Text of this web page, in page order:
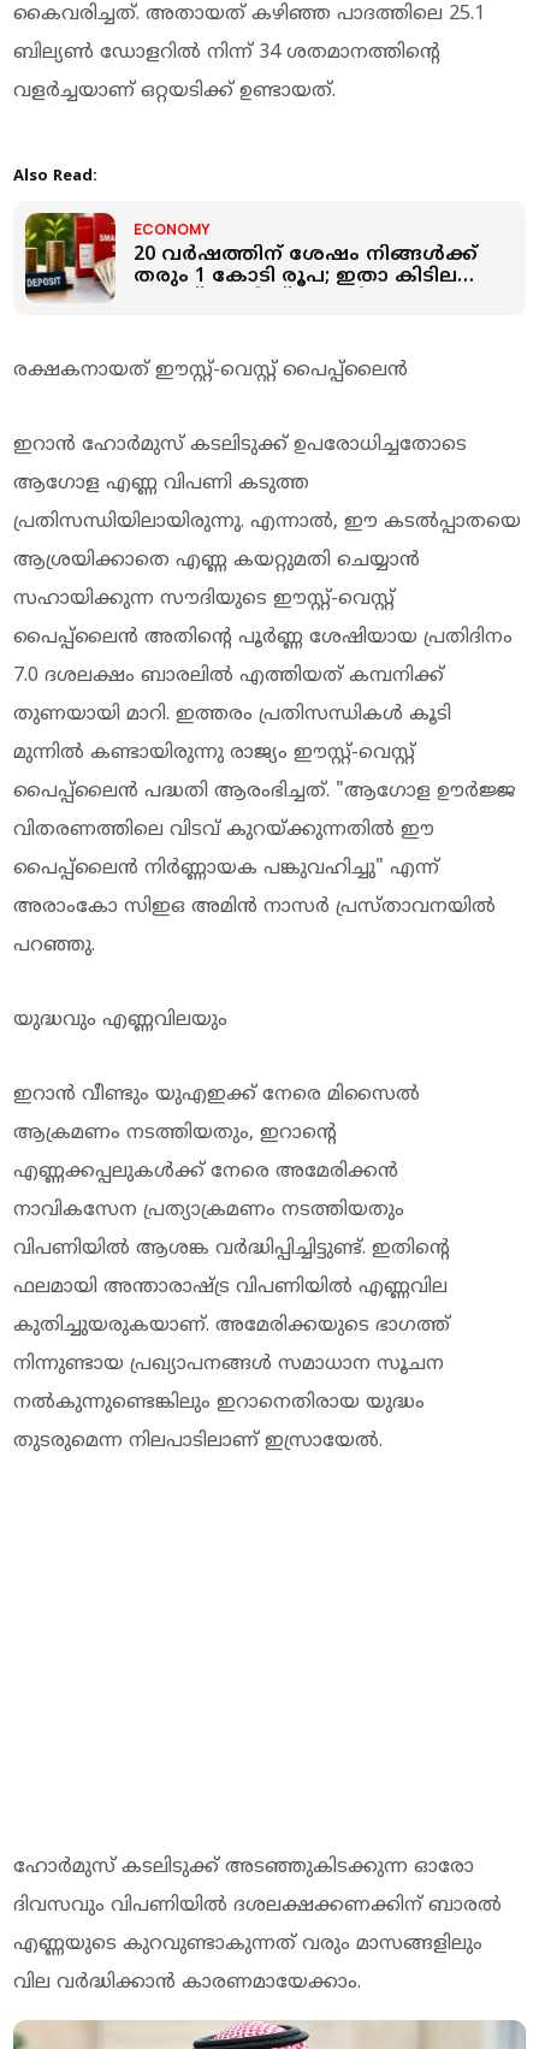
കൈവരിച്ചത്. അതായത് കഴിഞ്ഞ പാദത്തിലെ 25.1
ബില്യൺ ഡോളറിൽ നിന്ന് 34 ശതമാനത്തിന്റെ
വളർച്ചയാണ് ഒറ്റയടിക്ക് ഉണ്ടായത്.
Also Read:
ECONOMY
20 വർഷത്തിന് ശേഷം നിങ്ങള്‍ക്ക്
‍തരും 1 കോടി രൂപ; ഇതാ കിടിലന്‍
രക്ഷകനായത് ഈസ്റ്റ്-വെസ്റ്റ് പൈപ്പ്‌ലൈൻ
ഇറാൻ ഹോർമുസ് കടലിടുക്ക് ഉപരോധിച്ചതോടെ
ആഗോള എണ്ണ വിപണി കടുത്ത
പ്രതിസന്ധിയിലായിരുന്നു. എന്നാൽ, ഈ കടൽപ്പാതയെ
ആശ്രയിക്കാതെ എണ്ണ കയറ്റുമതി ചെയ്യാൻ
സഹായിക്കുന്ന സൗദിയുടെ ഈസ്റ്റ്-വെസ്റ്റ്
പൈപ്പ്‌ലൈൻ അതിന്റെ പൂർണ്ണ ശേഷിയായ പ്രതിദിനം
7.0 ദശലക്ഷം ബാരലിൽ എത്തിയത് കമ്പനിക്ക്
തുണയായി മാറി. ഇത്തരം പ്രതിസന്ധികള്‍ കൂടി
മുന്നില്‍ കണ്ടായിരുന്നു രാജ്യം ഈസ്റ്റ്-വെസ്റ്റ്
പൈപ്പ്‌ലൈൻ പദ്ധതി ആരംഭിച്ചത്. "ആഗോള ഊർജ്ജ
വിതരണത്തിലെ വിടവ് കുറയ്ക്കുന്നതിൽ ഈ
പൈപ്പ്‌ലൈൻ നിർണ്ണായക പങ്കുവഹിച്ചു" എന്ന്
അരാംകോ സിഇഒ അമിൻ നാസർ പ്രസ്താവനയിൽ
പറഞ്ഞു.
യുദ്ധവും എണ്ണവിലയും
ഇറാൻ വീണ്ടും യുഎഇക്ക് നേരെ മിസൈൽ
ആക്രമണം നടത്തിയതും, ഇറാന്റെ
എണ്ണക്കപ്പലുകൾക്ക് നേരെ അമേരിക്കൻ
നാവികസേന പ്രത്യാക്രമണം നടത്തിയതും
വിപണിയിൽ ആശങ്ക വർദ്ധിപ്പിച്ചിട്ടുണ്ട്. ഇതിന്റെ
ഫലമായി അന്താരാഷ്ട്ര വിപണിയിൽ എണ്ണവില
കുതിച്ചുയരുകയാണ്. അമേരിക്കയുടെ ഭാഗത്ത്
നിന്നുണ്ടായ പ്രഖ്യാപനങ്ങൾ സമാധാന സൂചന
നല്‍കുന്നുണ്ടെങ്കിലും ഇറാനെതിരായ യുദ്ധം
തുടരുമെന്ന നിലപാടിലാണ് ഇസ്രായേല്‍.
ഹോർമുസ് കടലിടുക്ക് അടഞ്ഞുകിടക്കുന്ന ഓരോ
ദിവസവും വിപണിയിൽ ദശലക്ഷക്കണക്കിന് ബാരൽ
എണ്ണയുടെ കുറവുണ്ടാകുന്നത് വരും മാസങ്ങളിലും
വില വർദ്ധിക്കാൻ കാരണമായേക്കാം.